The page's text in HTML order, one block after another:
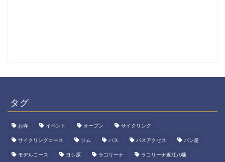
タグ
お寺 イベント オープン サイクリング
サイクリングコース ジム バス バスアクセス パン屋
モデルコース ヨシ原 ラコリーナ ラコリーナ近江八幡